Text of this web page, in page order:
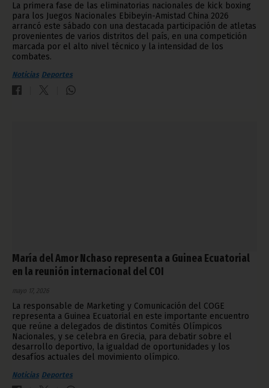
La primera fase de las eliminatorias nacionales de kick boxing
para los Juegos Nacionales Ebibeyin-Amistad China 2026
arrancó este sábado con una destacada participación de atletas
provenientes de varios distritos del país, en una competición
marcada por el alto nivel técnico y la intensidad de los
combates.
Noticias Deportes
María del Amor Nchaso representa a Guinea Ecuatorial
en la reunión internacional del COI
mayo 17, 2026
La responsable de Marketing y Comunicación del COGE
representa a Guinea Ecuatorial en este importante encuentro
que reúne a delegados de distintos Comités Olímpicos
Nacionales, y se celebra en Grecia, para debatir sobre el
desarrollo deportivo, la igualdad de oportunidades y los
desafíos actuales del movimiento olímpico.
Noticias Deportes